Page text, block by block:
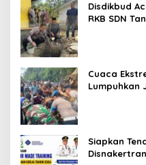
Disdikbud
RKB SDN
Cuaca
Lumpuhkan
Siapkan